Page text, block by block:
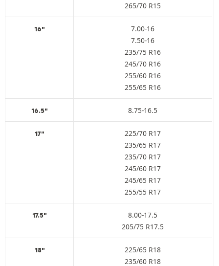
265/70 R15
16"
7.00-16
7.50-16
235/75 R16
245/70 R16
255/60 R16
255/65 R16
16.5" 8.75-16.5
17"
225/70 R17
235/65 R17
235/70 R17
245/60 R17
245/65 R17
255/55 R17
17.5"
8.00-17.5
205/75 R17.5
18"
225/65 R18
235/60 R18